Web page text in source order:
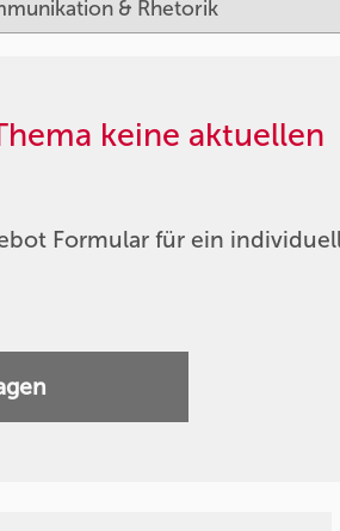
keine aktuellen
Formular für ein